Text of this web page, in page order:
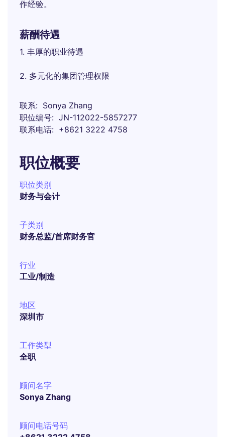
作经验。
薪酬待遇
1. 丰厚的职业待遇
2. 多元化的集团管理权限
联系
Sonya Zhang
职位编号
JN-112022-5857277
联系电话
+8621 3222 4758
职位概要
职位类别
财务与会计
子类别
财务总监/首席财务官
行业
工业/制造
地区
深圳市
工作类型
全职
顾问名字
Sonya Zhang
顾问电话号码